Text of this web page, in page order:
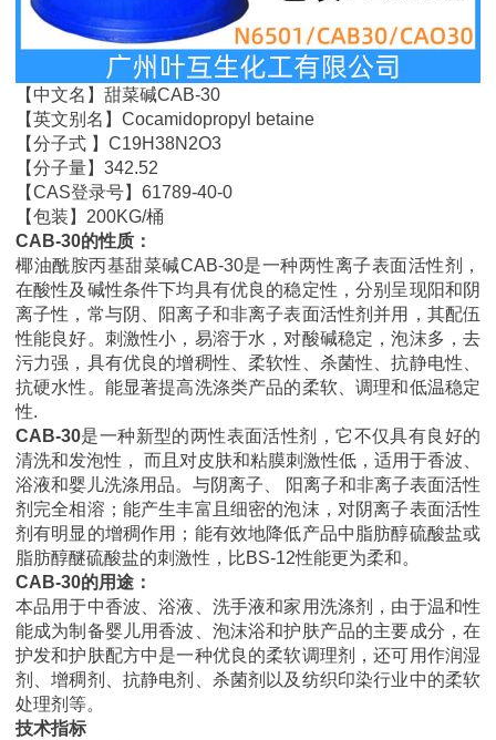
【中文名】甜菜碱CAB-30
【英文别名】Cocamidopropyl betaine
【分子式 】C19H38N2O3
【分子量】342.52
【CAS登录号】61789-40-0
【包装】200KG/桶
CAB-30的性质：
椰油酰胺丙基甜菜碱CAB-30是一种两性离子表面活性剂，
在酸性及碱性条件下均具有优良的稳定性，分别呈现阳和阴
离子性，常与阴、阳离子和非离子表面活性剂并用，其配伍
性能良好。刺激性小，易溶于水，对酸碱稳定，泡沫多，去
污力强，具有优良的增稠性、柔软性、杀菌性、抗静电性、
抗硬水性。能显著提高洗涤类产品的柔软、调理和低温稳定
性.
CAB-30是一种新型的两性表面活性剂，它不仅具有良好的
清洗和发泡性， 而且对皮肤和粘膜刺激性低，适用于香波、
浴液和婴儿洗涤用品。与阴离子、 阳离子和非离子表面活性
剂完全相溶；能产生丰富且细密的泡沫，对阴离子表面活性
剂有明显的增稠作用；能有效地降低产品中脂肪醇硫酸盐或
脂肪醇醚硫酸盐的刺激性，比BS-12性能更为柔和。
CAB-30的用途：
本品用于中香波、浴液、洗手液和家用洗涤剂，由于温和性
能成为制备婴儿用香波、泡沫浴和护肤产品的主要成分，在
护发和护肤配方中是一种优良的柔软调理剂，还可用作润湿
剂、增稠剂、抗静电剂、杀菌剂以及纺织印染行业中的柔软
处理剂等。
技术指标